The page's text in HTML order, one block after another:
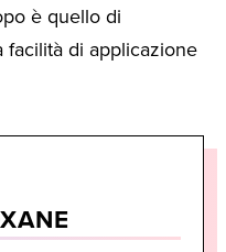
è quello di
facilità di applicazione